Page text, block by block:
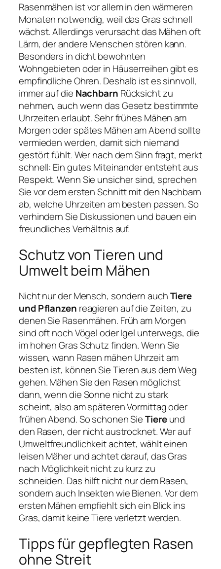
Rasenmähen ist vor allem in den wärmeren
Monaten notwendig, weil das Gras schnell
wächst. Allerdings verursacht das Mähen oft
Lärm, der andere Menschen stören kann.
Besonders in dicht bewohnten
Wohngebieten oder in Häuserreihen gibt es
empfindliche Ohren. Deshalb ist es sinnvoll,
immer auf die Nachbarn Rücksicht zu
nehmen, auch wenn das Gesetz bestimmte
Uhrzeiten erlaubt. Sehr frühes Mähen am
Morgen oder spätes Mähen am Abend sollte
vermieden werden, damit sich niemand
gestört fühlt. Wer nach dem Sinn fragt, merkt
schnell: Ein gutes Miteinander entsteht aus
Respekt. Wenn Sie unsicher sind, sprechen
Sie vor dem ersten Schnitt mit den Nachbarn
ab, welche Uhrzeiten am besten passen. So
verhindern Sie Diskussionen und bauen ein
freundliches Verhältnis auf.
Schutz von Tieren und
Umwelt beim Mähen
Nicht nur der Mensch, sondern auchTiere
und Pflanzen reagieren auf die Zeiten, zu
denen Sie Rasenmähen. Früh am Morgen
sind oft noch Vögel oder Igel unterwegs, die
im hohen Gras Schutz finden. Wenn Sie
wissen, wann Rasen mähen Uhrzeit am
besten ist, können Sie Tieren aus dem Weg
gehen. Mähen Sie den Rasen möglichst
dann, wenn die Sonne nicht zu stark
scheint, also am späteren Vormittag oder
frühen Abend. So schonen SieTiereund
den Rasen, der nicht austrocknet. Wer auf
Umweltfreundlichkeit achtet, wählt einen
leisen Mäher und achtet darauf, das Gras
nach Möglichkeit nicht zu kurz zu
schneiden. Das hilft nicht nur dem Rasen,
sondern auch Insekten wie Bienen. Vor dem
ersten Mähen empfiehlt sich ein Blick ins
Gras, damit keine Tiere verletzt werden.
Tipps für gepflegten Rasen
ohne Streit